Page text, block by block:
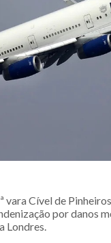
vara Cível de
por danos
Londres.